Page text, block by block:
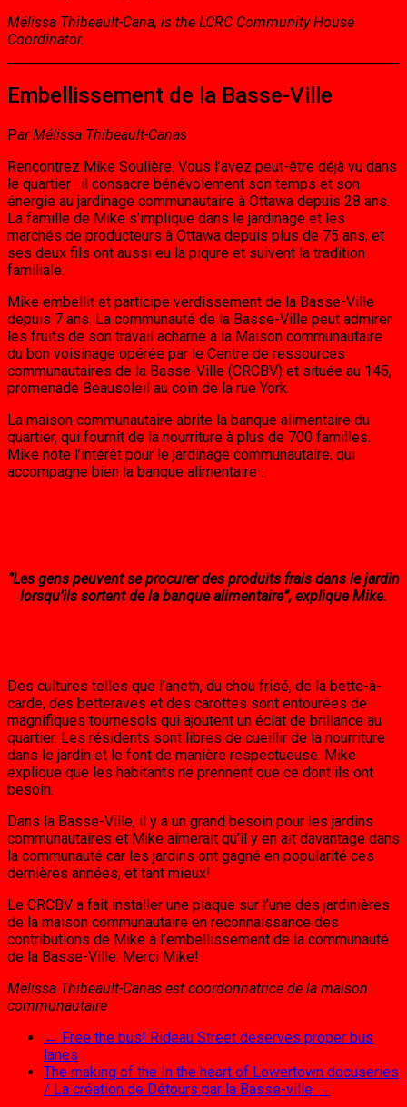
Mélissa Thibeault-Cana, is the LCRC Community House
Coordinator.
Embellissement de la Basse-Ville
Par Mélissa Thibeault-Canas
Rencontrez Mike Soulière. Vous l’avez peut-être déjà vu dans
le quartier : il consacre bénévolement son temps et son
énergie au jardinage communautaire à Ottawa depuis 28 ans.
La famille de Mike s’implique dans le jardinage et les
marchés de producteurs à Ottawa depuis plus de 75 ans, et
ses deux fils ont aussi eu la piqure et suivent la tradition
familiale.
Mike embellit et participe verdissement de la Basse-Ville
depuis 7 ans. La communauté de la Basse-Ville peut admirer
les fruits de son travail acharné à la Maison communautaire
du bon voisinage opérée par le Centre de ressources
communautaires de la Basse-Ville (CRCBV) et située au 145,
promenade Beausoleil au coin de la rue York.
La maison communautaire abrite la banque alimentaire du
quartier, qui fournit de la nourriture à plus de 700 familles.
Mike note l’intérêt pour le jardinage communautaire, qui
accompagne bien la banque alimentaire :
‘’Les gens peuvent se procurer des produits frais dans le jardin
lorsqu’ils sortent de la banque alimentaire”, explique Mike.
Des cultures telles que l’aneth, du chou frisé, de la bette-à-
carde, des betteraves et des carottes sont entourées de
magnifiques tournesols qui ajoutent un éclat de brillance au
quartier. Les résidents sont libres de cueillir de la nourriture
dans le jardin et le font de manière respectueuse. Mike
explique que les habitants ne prennent que ce dont ils ont
besoin.
Dans la Basse-Ville, il y a un grand besoin pour les jardins
communautaires et Mike aimerait qu’il y en ait davantage dans
la communauté car les jardins ont gagné en popularité ces
dernières années, et tant mieux!
Le CRCBV a fait installer une plaque sur l’une des jardinières
de la maison communautaire en reconnaissance des
contributions de Mike à l’embellissement de la communauté
de la Basse-Ville. Merci Mike!
Mélissa Thibeault-Canas est coordonnatrice de la maison
communautaire
← Free the bus! Rideau Street deserves proper bus
lanes
The making of the In the heart of Lowertown docuseries
/ La création de Détours par la Basse-ville →